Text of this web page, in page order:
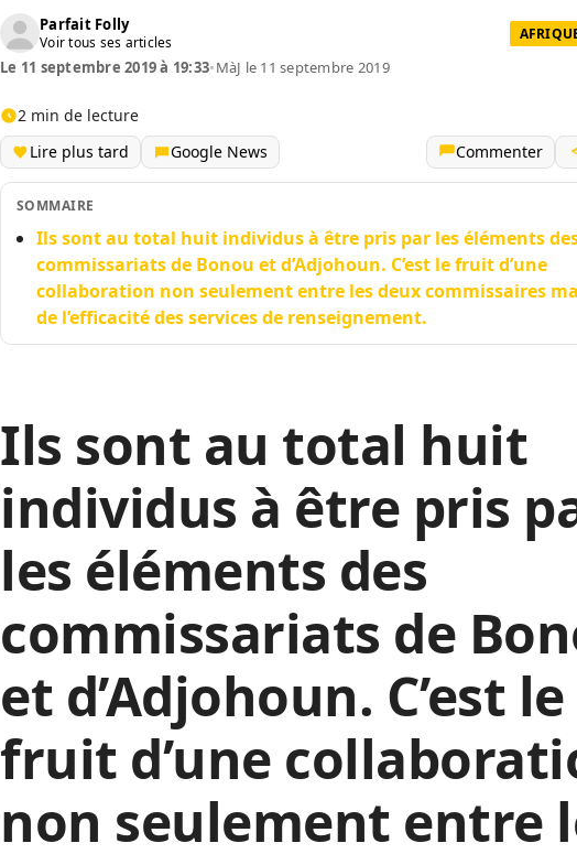
Parfait Folly
Voir tous ses articles
Le 11 septembre 2019 à 19:33•MàJ le 11 septembre 2019
2 min de lecture
Lire plus tard
Google News Commenter
SOMMAIRE
Ils sont au total huit individus à être pris par les éléments
commissariats de Bonou et d’Adjohoun. C’est le fruit d’une
collaboration non seulement entre les deux commissaires
de l’efficacité des services de renseignement.
Ils sont au total huit
individus à être pris
les éléments des
commissariats de
et d’Adjohoun. C’est le
fruit d’une
non seulement entre